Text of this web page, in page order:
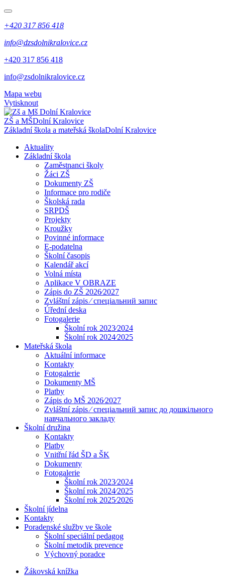
+420 317 856 418
info@dzsdolnikralovice.cz
+420 317 856 418
info@zsdolnikralovice.cz
Mapa webu
Vytisknout
ZŠ a MŠDolní Kralovice
Základní škola a mateřská školaDolní Kralovice
Aktuality
Základní škola
Zaměstnanci školy
Žáci ZŠ
Dokumenty ZŠ
Informace pro rodiče
Školská rada
SRPDŠ
Projekty
Kroužky
Povinné informace
E-podatelna
Školní časopis
Kalendář akcí
Volná místa
Aplikace V OBRAZE
Zápis do ZŠ 2026⁄2027
Zvláštní zápis ⁄ спеціальний запис
Úřední deska
Fotogalerie
Školní rok 2023⁄2024
Školní rok 2024⁄2025
Mateřská škola
Aktuální informace
Kontakty
Fotogalerie
Dokumenty MŠ
Platby
Zápis do MŠ 2026⁄2027
Zvláštní zápis ⁄ спеціальний запис до дошкільного
навчального закладу
Školní družina
Kontakty
Platby
Vnitřní řád ŠD a ŠK
Dokumenty
Fotogalerie
Školní rok 2023⁄2024
Školní rok 2024⁄2025
Školní rok 2025⁄2026
Školní jídelna
Kontakty
Poradenské služby ve škole
Školní speciální pedagog
Školní metodik prevence
Výchovný poradce
Žákovská knížka